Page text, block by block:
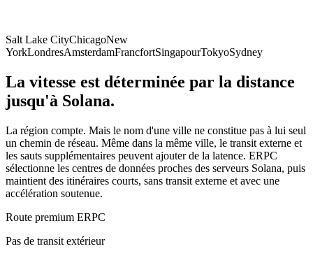
Salt Lake CityChicagoNew
YorkLondresAmsterdamFrancfortSingapourTokyoSydney
La vitesse est déterminée par la distance
jusqu'à Solana.
La région compte. Mais le nom d'une ville ne constitue pas à lui seul
un chemin de réseau. Même dans la même ville, le transit externe et
les sauts supplémentaires peuvent ajouter de la latence. ERPC
sélectionne les centres de données proches des serveurs Solana, puis
maintient des itinéraires courts, sans transit externe et avec une
accélération soutenue.
Route premium ERPC
Pas de transit extérieur